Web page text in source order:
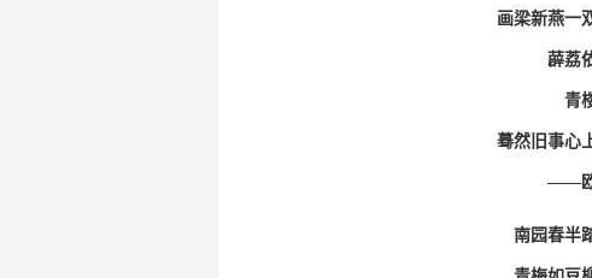
画梁新燕一
薜荔
青
蓦然旧事心
——欧
南园春半